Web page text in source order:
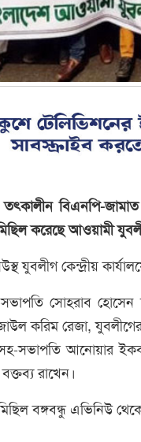
বিএনপি-জামাত
করেছে আওয়ামী
যুবলীগ কেন্দ্রীয়
সোহরাব হোসেন
করিম রেজা,
সহ-সভাপতি আনোয়ার
রাখেন।
বঙ্গবন্ধু এভিনিউ